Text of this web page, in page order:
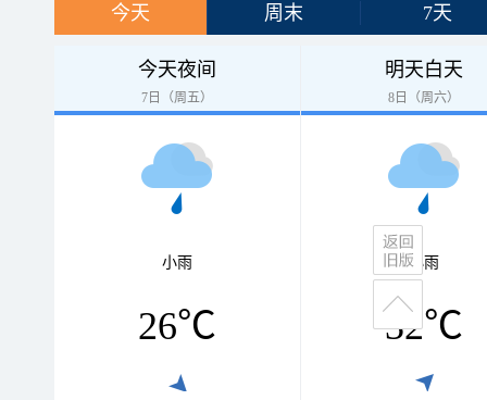
今天 周末 7天
今天夜间
7日（周五）
小雨
26℃
明天白天
8日（周六）
小雨
32℃